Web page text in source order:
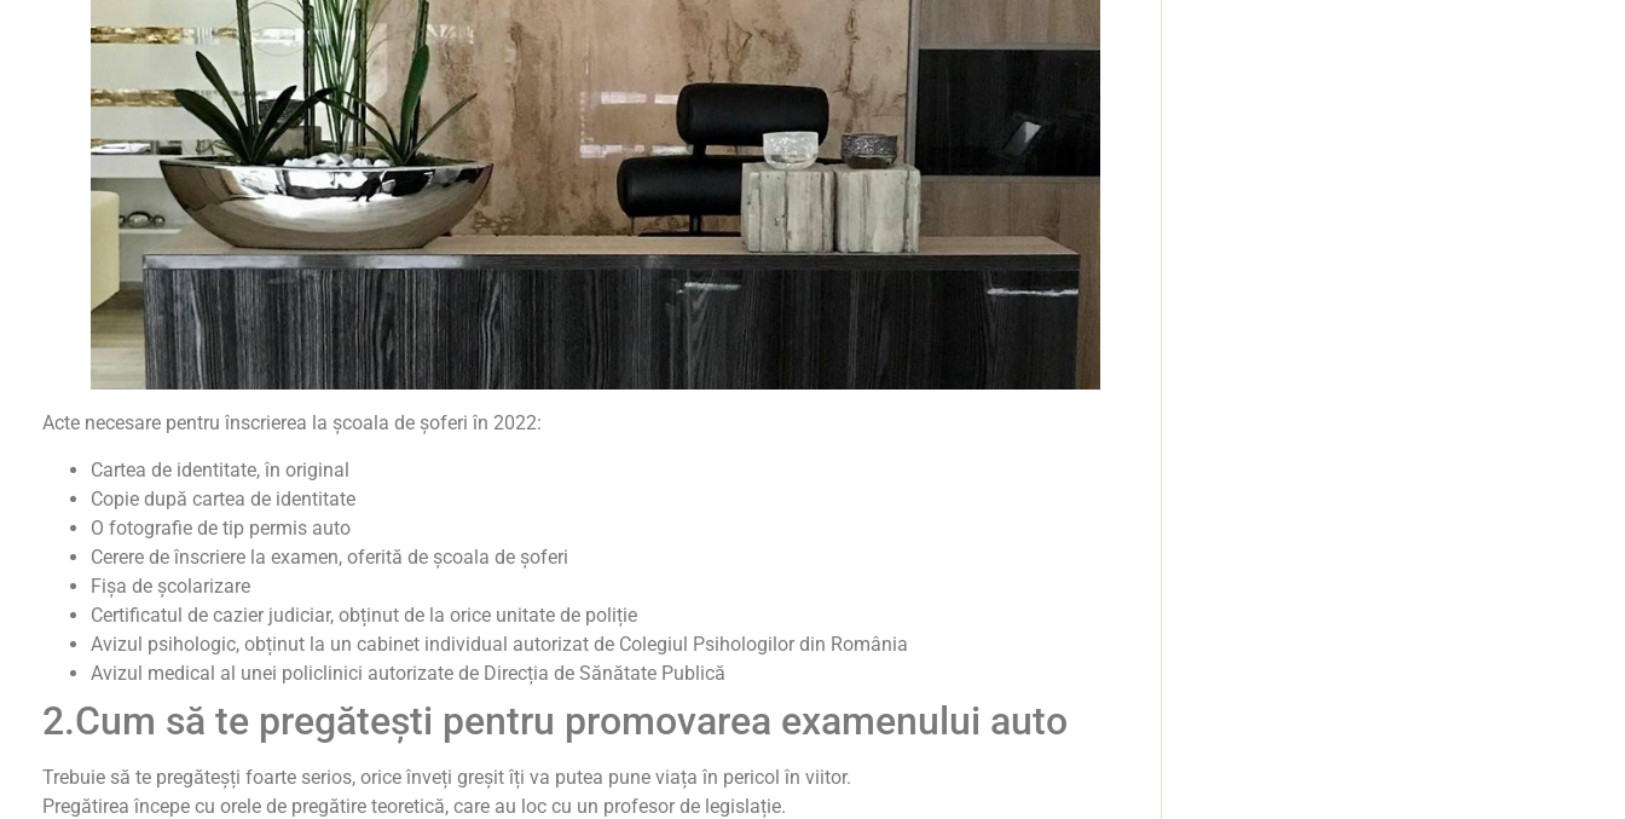
Acte necesare pentru înscrierea la școala de șoferi în 2022:
Cartea de identitate, în original
Copie după cartea de identitate
O fotografie de tip permis auto
Cerere de înscriere la examen, oferită de școala de șoferi
Fișa de școlarizare
Certificatul de cazier judiciar, obținut de la orice unitate de poliție
Avizul psihologic, obținut la un cabinet individual autorizat de Colegiul Psihologilor din România
Avizul medical al unei policlinici autorizate de Direcția de Sănătate Publică
2.Cum să te pregătești pentru promovarea examenului auto
Trebuie să te pregăteșți foarte serios, orice înveți greșit îți va putea pune viața în pericol în viitor.
Pregătirea începe cu orele de pregătire teoretică, care au loc cu un profesor de legislație.